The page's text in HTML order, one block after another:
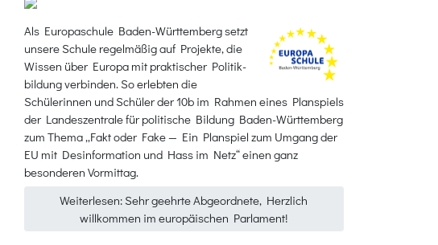
Als Europaschule Baden-Württemberg setzt
unsere Schule regelmäßig auf Projekte, die
Wissen über Europa mit praktischer Politik­
bildung verbinden. So erlebten die
Schülerinnen und Schüler der 10b im Rahmen eines Planspiels
der Landeszentrale für politische Bildung Baden-Württemberg
zum Thema „Fakt oder Fake — Ein Planspiel zum Umgang der
EU mit Desinformation und Hass im Netz“ einen ganz
besonderen Vormittag.
Weiterlesen: Sehr geehrte Abgeordnete, Herzlich
willkommen im europäischen Parlament!